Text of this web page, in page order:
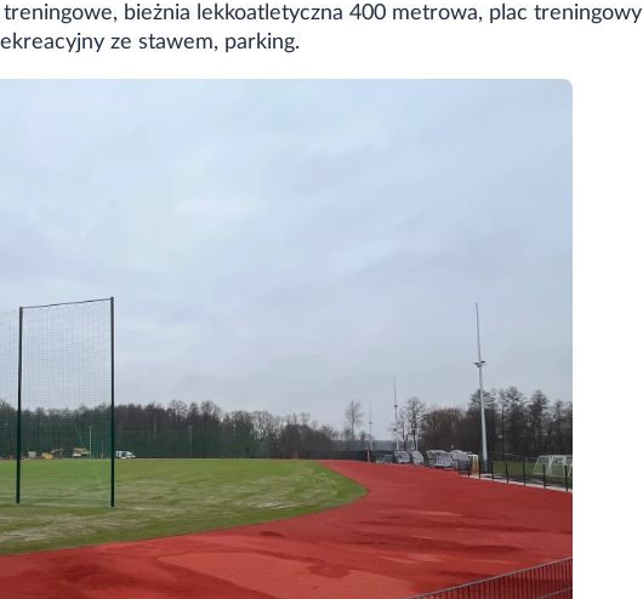
bieżnia lekkoatletyczna 400 metrowa, plac treningowy
ze stawem, parking.